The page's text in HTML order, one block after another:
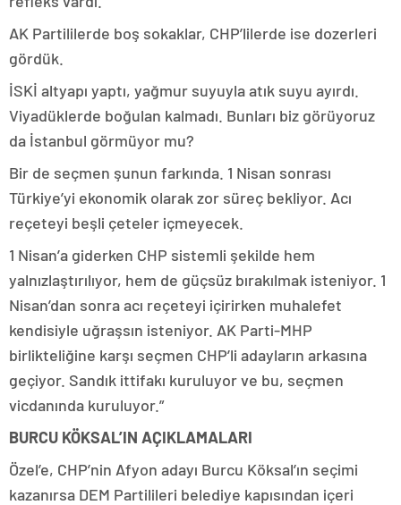
AK Partililerde boş sokaklar, CHP’lilerde ise dozerleri
gördük.
İSKİ altyapı yaptı, yağmur suyuyla atık suyu ayırdı.
Viyadüklerde boğulan kalmadı. Bunları biz görüyoruz
da İstanbul görmüyor mu?
Bir de seçmen şunun farkında. 1 Nisan sonrası
Türkiye’yi ekonomik olarak zor süreç bekliyor. Acı
reçeteyi beşli çeteler içmeyecek.
1 Nisan’a giderken CHP sistemli şekilde hem
yalnızlaştırılıyor, hem de güçsüz bırakılmak isteniyor. 1
Nisan’dan sonra acı reçeteyi içirirken muhalefet
kendisiyle uğraşsın isteniyor. AK Parti-MHP
birlikteliğine karşı seçmen CHP’li adayların arkasına
geçiyor. Sandık ittifakı kuruluyor ve bu, seçmen
vicdanında kuruluyor.”
BURCU KÖKSAL’IN AÇIKLAMALARI
Özel’e, CHP’nin Afyon adayı Burcu Köksal’ın seçimi
kazanırsa DEM Partilileri belediye kapısından içeri